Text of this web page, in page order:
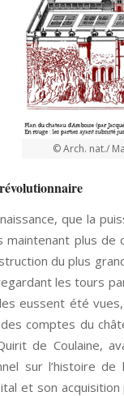
© Arch. nat./
que la
plus de
du plus
les tours
eussent été
comptes du
de Coulaine,
sur l’histoire
et son